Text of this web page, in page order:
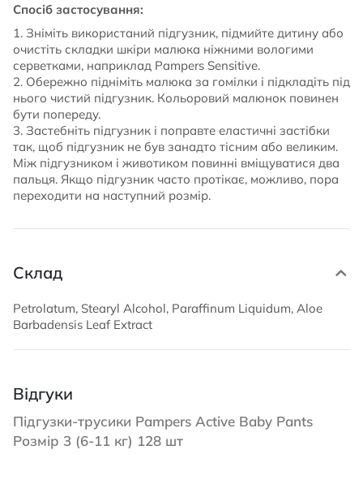
Спосіб застосування:
1. Зніміть використаний підгузник, підмийте дитину або
очистіть складки шкіри малюка ніжними вологими
серветками, наприклад Pampers Sensitive.
2. Обережно підніміть малюка за гомілки і підкладіть під
нього чистий підгузник. Кольоровий малюнок повинен
бути попереду.
3. Застебніть підгузник і поправте еластичні застібки
так, щоб підгузник не був занадто тісним або великим.
Між підгузником і животиком повинні вміщуватися два
пальця. Якщо підгузник часто протікає, можливо, пора
переходити на наступний розмір.
Склад
Petrolatum, Stearyl Alcohol, Paraffinum Liquidum, Aloe
Barbadensis Leaf Extract
Відгуки
Підгузки-трусики Pampers Active Baby Pants
Розмір 3 (6-11 кг) 128 шт